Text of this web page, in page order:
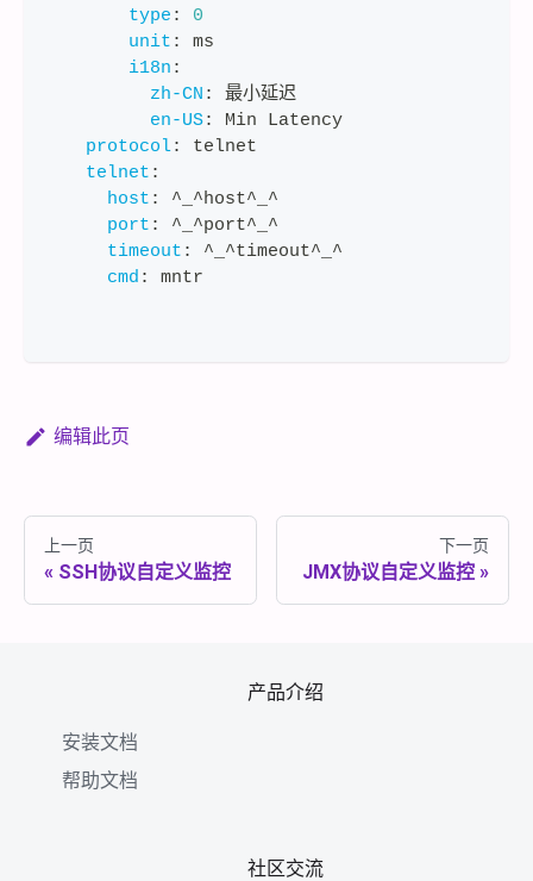
type :
0
unit :
ms
i18n :
zh-CN :
最小延迟
en-US:
Min Latency
protocol:
telnet
telnet :
host :
^_^host^_^
port :
^_^port^_^
timeout :
^_^timeout^_^
cmd : mntr
编辑此页
上一页
SSH协议自定义监控
下一页
JMX协议自定义监控
产品介绍
安装文档
帮助文档
社区交流